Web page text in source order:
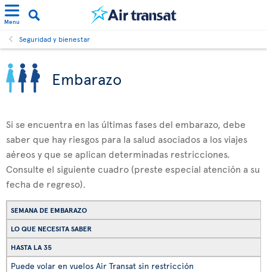
Menu
Seguridad y bienestar
Embarazo
Si se encuentra en las últimas fases del embarazo, debe
saber que hay riesgos para la salud asociados a los viajes
aéreos y que se aplican determinadas restricciones.
Consulte el siguiente cuadro (preste especial atención a su
fecha de regreso).
SEMANA DE EMBARAZO
LO QUE NECESITA SABER
HASTA LA 35
Puede volar en vuelos Air Transat sin restricción